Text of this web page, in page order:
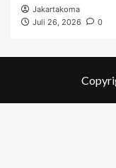
Jakartakoma
Juli 26, 2026
0